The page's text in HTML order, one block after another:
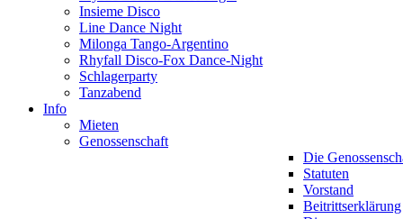
Insieme Disco
Line Dance Night
Milonga Tango-Argentino
Rhyfall Disco-Fox Dance-Night
Schlagerparty
Tanzabend
Info
Mieten
Genossenschaft
Die
Statuten
Vorstand
Beitrittserklärung